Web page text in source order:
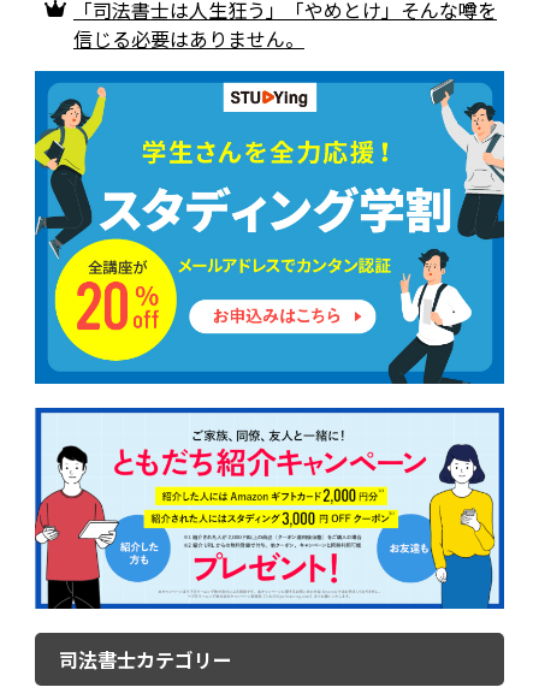
「司法書士は人生狂う」「やめとけ」そんな噂を
信じる必要はありません。
司法書士カテゴリー